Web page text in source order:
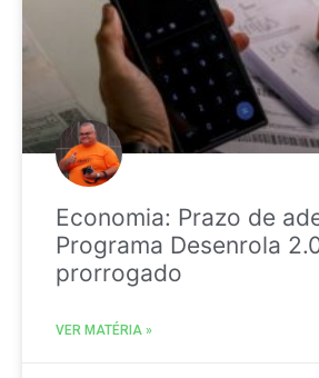
Economia: Prazo de
Programa Desenrola
prorrogado
VER MATÉRIA »